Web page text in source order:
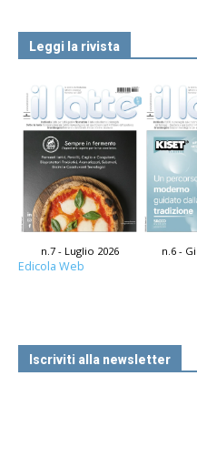
Leggi la rivista
n.7 - Luglio 2026 n.6 -
Edicola Web
Iscriviti alla newsletter